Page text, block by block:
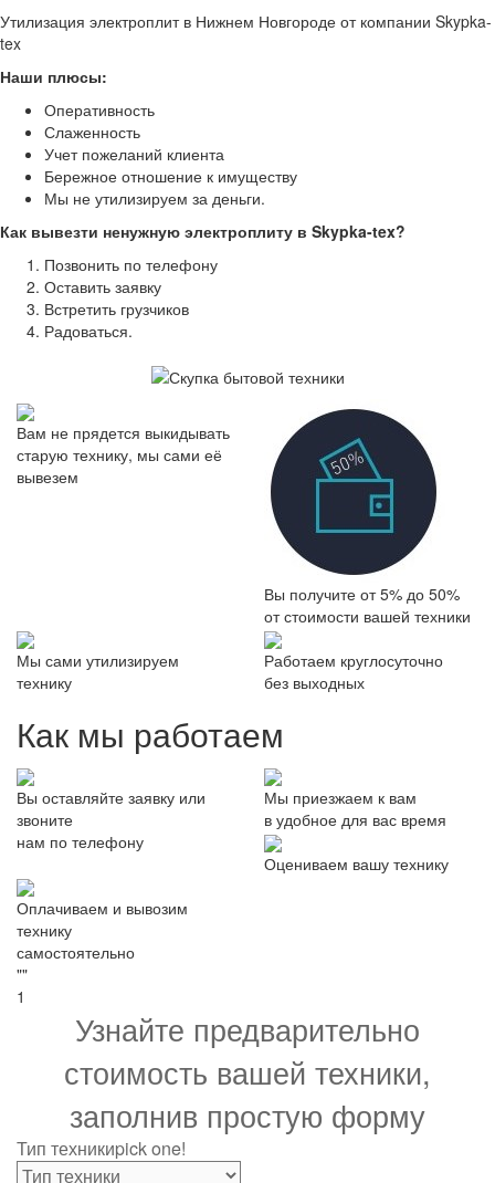
Утилизация электроплит в Нижнем Новгороде от компании Skypka-
tex
Наши плюсы:
Оперативность
Слаженность
Учет пожеланий клиента
Бережное отношение к имуществу
Мы не утилизируем за деньги.
Как вывезти ненужную электроплиту в Skypka-tex?
Позвонить по телефону
Оставить заявку
Встретить грузчиков
Радоваться.
Вам не прядется выкидывать
старую технику, мы сами её
вывезем
Вы получите от 5% до 50%
от стоимости вашей техники
Мы сами утилизируем
технику
Работаем круглосуточно
без выходных
Как мы работаем
Вы оставляйте заявку или
звоните
нам по телефону
Мы приезжаем к вам
в удобное для вас время
Оцениваем вашу технику
Оплачиваем и вывозим
технику
самостоятельно
""
1
Узнайте предварительно
стоимость вашей техники,
заполнив простую форму
Тип техникиpick one!